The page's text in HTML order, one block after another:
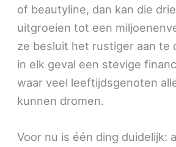
of beautyline, dan kan die
uitgroeien tot een
ze besluit het rustiger aan te
in elk geval een stevige
waar veel leeftijdsgenoten
kunnen dromen.
Voor nu is één ding duidelijk: